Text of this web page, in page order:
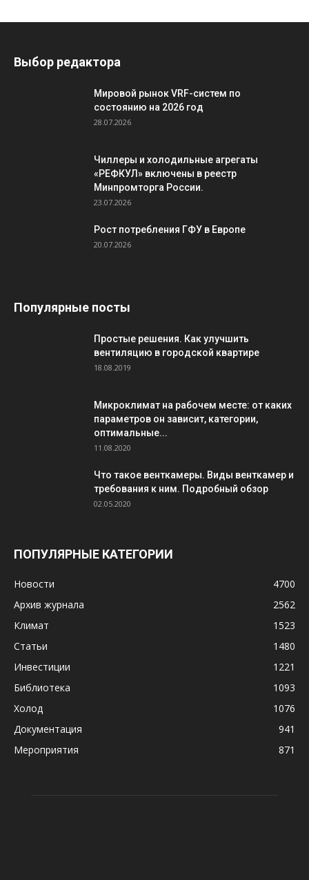
Выбор редактора
Мировой рынок VRF-систем по
состоянию на 2026 год
28.07.2026
Чиллеры и холодильные агрегаты
«РЕФКУЛ» включены в реестр
Минпромторга России.
23.07.2026
Рост потребления ГФУ в Европе
20.07.2026
Популярные посты
Простые решения. Как улучшить
вентиляцию в городской квартире
18.08.2019
Микроклимат на рабочем месте: от каких
параметров он зависит, категории,
оптимальные...
11.08.2020
Что такое венткамеры. Виды венткамер и
требования к ним. Подробный обзор
02.05.2020
ПОПУЛЯРНЫЕ КАТЕГОРИИ
Новости
4700
Архив журнала
2562
Климат
1523
Статьи
1480
Инвестиции
1221
Библиотека
1093
Холод
1076
Документация
941
Мероприятия
871